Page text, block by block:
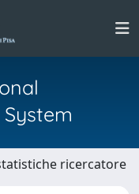
ricercatore